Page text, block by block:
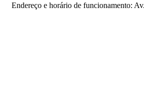
Endereço e horário de funcionamento: